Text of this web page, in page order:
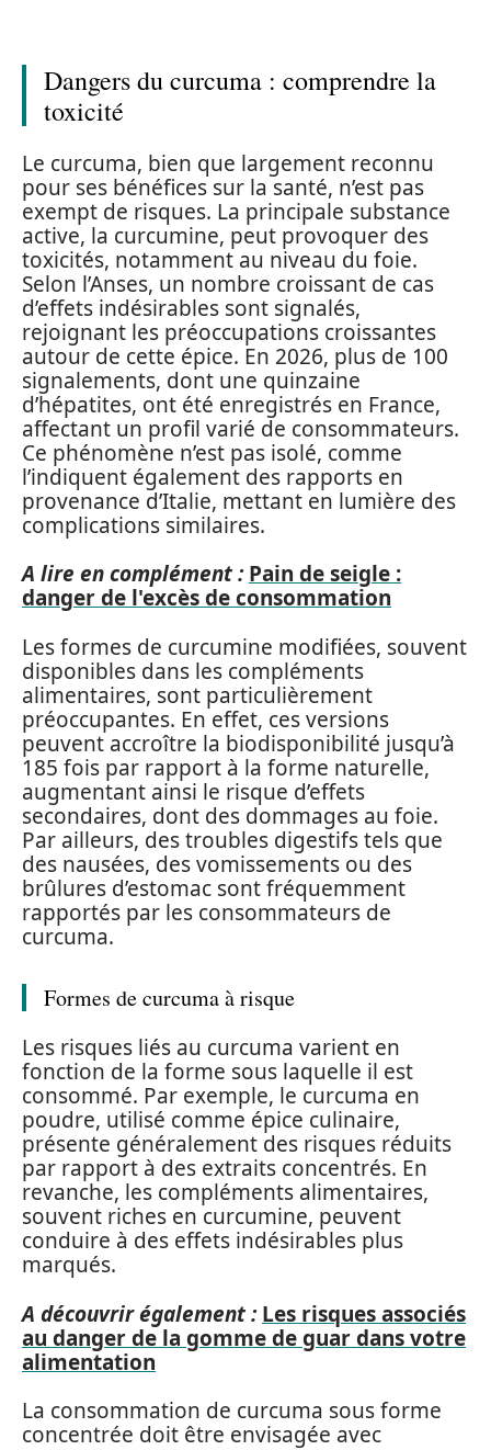
Dangers du curcuma : comprendre la
toxicité
Le curcuma, bien que largement reconnu
pour ses bénéfices sur la santé, n’est pas
exempt de risques. La principale substance
active, la curcumine, peut provoquer des
toxicités, notamment au niveau du foie.
Selon l’Anses, un nombre croissant de cas
d’effets indésirables sont signalés,
rejoignant les préoccupations croissantes
autour de cette épice. En 2026, plus de 100
signalements, dont une quinzaine
d’hépatites, ont été enregistrés en France,
affectant un profil varié de consommateurs.
Ce phénomène n’est pas isolé, comme
l’indiquent également des rapports en
provenance d’Italie, mettant en lumière des
complications similaires.
A lire en complément : Pain de seigle :
danger de l'excès de consommation
Les formes de curcumine modifiées, souvent
disponibles dans les compléments
alimentaires, sont particulièrement
préoccupantes. En effet, ces versions
peuvent accroître la biodisponibilité jusqu’à
185 fois par rapport à la forme naturelle,
augmentant ainsi le risque d’effets
secondaires, dont des dommages au foie.
Par ailleurs, des troubles digestifs tels que
des nausées, des vomissements ou des
brûlures d’estomac sont fréquemment
rapportés par les consommateurs de
curcuma.
Formes de curcuma à risque
Les risques liés au curcuma varient en
fonction de la forme sous laquelle il est
consommé. Par exemple, le curcuma en
poudre, utilisé comme épice culinaire,
présente généralement des risques réduits
par rapport à des extraits concentrés. En
revanche, les compléments alimentaires,
souvent riches en curcumine, peuvent
conduire à des effets indésirables plus
marqués.
A découvrir également : Les risques associés
au danger de la gomme de guar dans votre
alimentation
La consommation de curcuma sous forme
concentrée doit être envisagée avec